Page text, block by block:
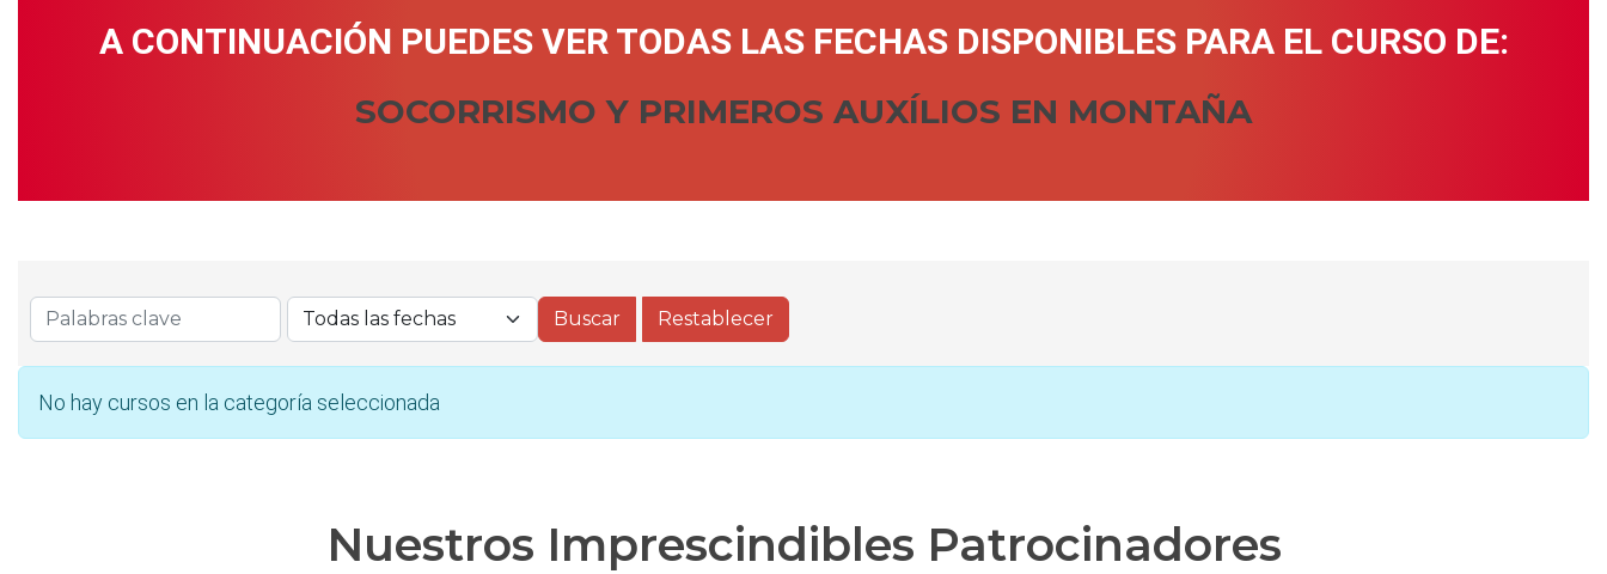
A CONTINUACIÓN PUEDES VER TODAS LAS FECHAS DISPONIBLES PARA EL CURSO DE:
SOCORRISMO Y PRIMEROS AUXÍLIOS EN MONTAÑA
No hay cursos en la categoría seleccionada
Nuestros Imprescindibles Patrocinadores